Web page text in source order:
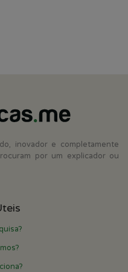
inovador e completamente
por um explicador ou